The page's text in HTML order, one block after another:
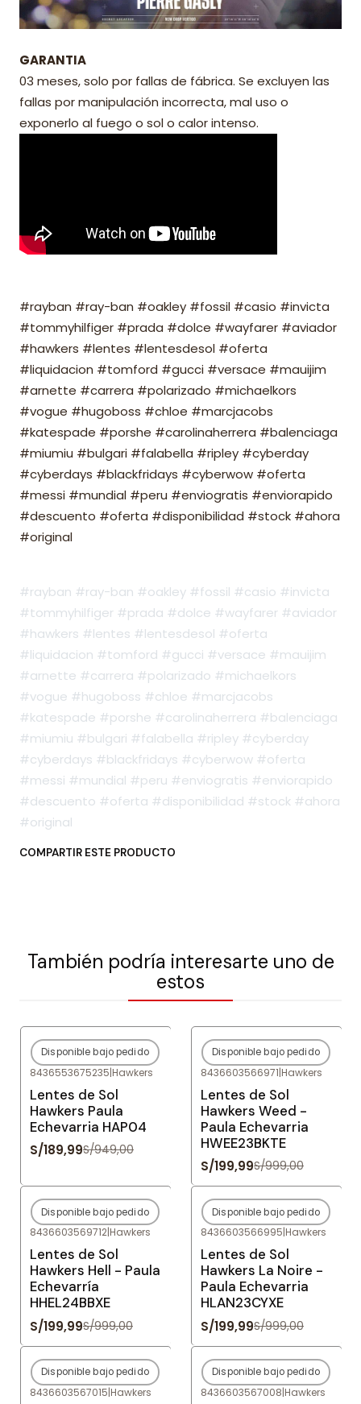
GARANTIA
03 meses, solo por fallas de fábrica. Se excluyen las
fallas por manipulación incorrecta, mal uso o
exponerlo al fuego o sol o calor intenso.
#rayban #ray-ban #oakley #fossil #casio #invicta
#tommyhilfiger #prada #dolce #wayfarer #aviador
#hawkers #lentes #lentesdesol #oferta
#liquidacion #tomford #gucci #versace #mauijim
#arnette #carrera #polarizado #michaelkors
#vogue #hugoboss #chloe #marcjacobs
#katespade #porshe #carolinaherrera #balenciaga
#miumiu #bulgari #falabella #ripley #cyberday
#cyberdays #blackfridays #cyberwow #oferta
#messi #mundial #peru #enviogratis #enviorapido
#descuento #oferta #disponibilidad #stock #ahora
#original
#rayban #ray-ban #oakley #fossil #casio #invicta
#tommyhilfiger #prada #dolce #wayfarer #aviador
#hawkers #lentes #lentesdesol #oferta
#liquidacion #tomford #gucci #versace #mauijim
#arnette #carrera #polarizado #michaelkors
#vogue #hugoboss #chloe #marcjacobs
#katespade #porshe #carolinaherrera #balenciaga
#miumiu #bulgari #falabella #ripley #cyberday
#cyberdays #blackfridays #cyberwow #oferta
#messi #mundial #peru #enviogratis #enviorapido
#descuento #oferta #disponibilidad #stock #ahora
#original
COMPARTIR ESTE PRODUCTO
También podría interesarte uno de
estos
-80%OFF
Agotado
Disponible bajo pedido
8436553675235|Hawkers
Lentes de Sol
Hawkers Paula
Echevarria HAP04
S/189,99S/949,00
-80%OFF
Agotado
Disponible bajo pedido
8436603566971|Hawkers
Lentes de Sol
Hawkers Weed -
Paula Echevarria
HWEE23BKTE
S/199,99S/999,00
-80%OFF
Agotado
Disponible bajo pedido
8436603569712|Hawkers
Lentes de Sol
Hawkers Hell - Paula
Echevarría
HHEL24BBXE
S/199,99S/999,00
-80%OFF
Agotado
Disponible bajo pedido
8436603566995|Hawkers
Lentes de Sol
Hawkers La Noire -
Paula Echevarria
HLAN23CYXE
S/199,99S/999,00
-80%OFF
Agotado
Disponible bajo pedido
8436603567015|Hawkers
-80%OFF
Agotado
Disponible bajo pedido
8436603567008|Hawkers